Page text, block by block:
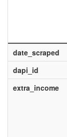
date_scraped
dapi_id
extra_income